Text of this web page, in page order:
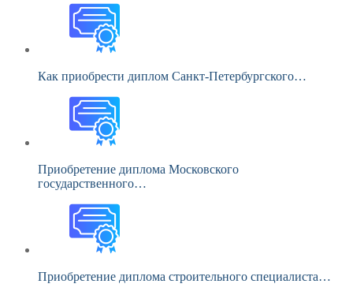
Как приобрести диплом Санкт-Петербургского…
Приобретение диплома Московского
государственного…
Приобретение диплома строительного специалиста…